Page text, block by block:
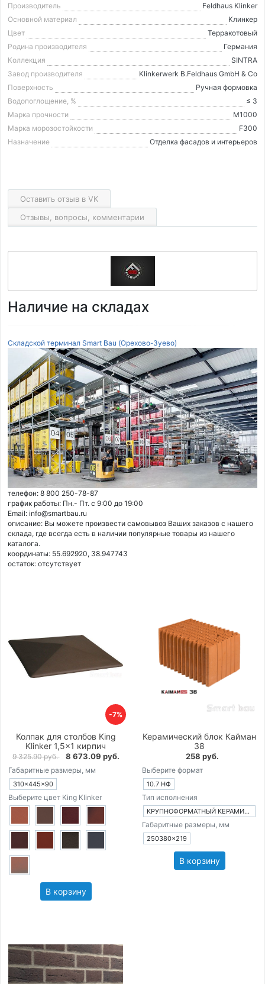
Производитель
Feldhaus Klinker
Основной материал
Клинкер
Цвет
Терракотовый
Родина производителя
Германия
Коллекция
SINTRA
Завод производителя
Klinkerwerk B.Feldhaus GmbH & Co
Поверхность
Ручная формовка
Водопоглощение, %
≤ 3
Марка прочности
М1000
Марка морозостойкости
F300
Назначение
Отделка фасадов и интерьеров
Оставить отзыв в VK
Отзывы, вопросы, комментарии
Наличие на складах
Складской терминал Smart Bau (Орехово-Зуево)
телефон: 8 800 250-78-87
график работы: Пн.- Пт. с 9:00 до 19:00
Email: info@smartbau.ru
описание: Вы можете произвести самовывоз Ваших заказов с нашего
склада, где всегда есть в наличии популярные товары из нашего
каталога.
координаты: 55.692920, 38.947743
остаток: отсутствует
-7%
Колпак для столбов King
Klinker 1,5×1 кирпич
9 325.90 руб. 8 673.09 руб.
Габаритные размеры, мм
310×445×90
Выберите цвет King Klinker
В корзину
Керамический блок Кайман
38
258 руб.
Выберите формат
10.7 НФ
Тип исполнения
КРУПНОФОРМАТНЫЙ КЕРАМИЧЕСКИЙ БЛОК
Габаритные размеры, мм
250380×219
В корзину